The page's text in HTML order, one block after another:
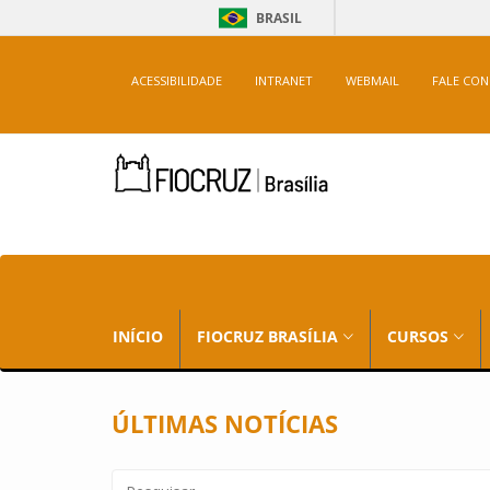
BRASIL
ACESSIBILIDADE INTRANET WEBMAIL FALE
INÍCIO FIOCRUZ BRASÍLIA CURSOS
ÚLTIMAS NOTÍCIAS